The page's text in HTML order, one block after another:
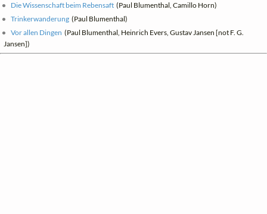
Die Wissenschaft beim Rebensaft (Paul Blumenthal, Camillo Horn)
Trinkerwanderung (Paul Blumenthal)
Vor allen Dingen (Paul Blumenthal, Heinrich Evers, Gustav Jansen [not F. G.
Jansen])